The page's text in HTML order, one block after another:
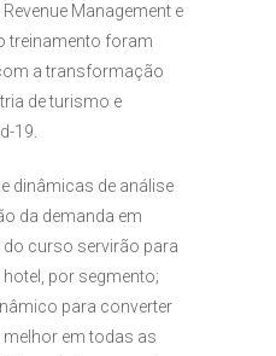
Management e
treinamento foram
a transformação
de turismo e
19.
dinâmicas de análise
da demanda em
curso servirão para
por segmento;
para converter
melhor em todas as